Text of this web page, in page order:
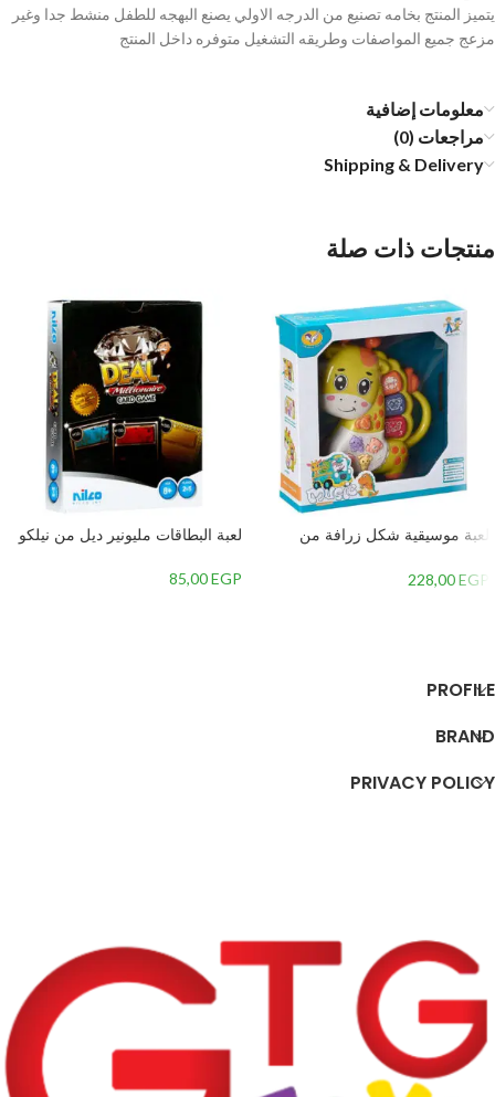
يتميز المنتج بخامه تصنيع من الدرجه الاولي يصنع البهجه للطفل منشط جدا وغير
مزعج جميع المواصفات وطريقه التشغيل متوفره داخل المنتج
معلومات إضافية
مراجعات (0)
Shipping & Delivery
منتجات ذات صلة
لعبة موسيقية شكل زرافة من
228,00EGP
لعبة البطاقات مليونير ديل من نيلكو
85,00EGP
PROFILE
BRAND
PRIVACY POLICY